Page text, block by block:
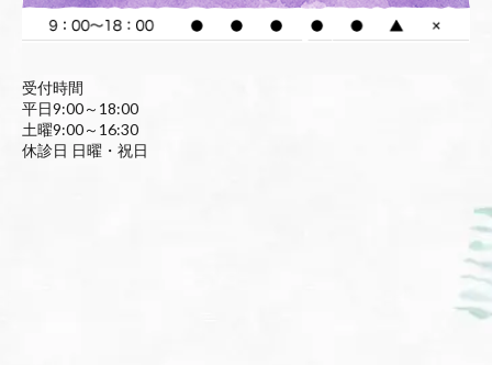
受付時間
平日9:00～18:00
土曜9:00～16:30
休診日 日曜・祝日